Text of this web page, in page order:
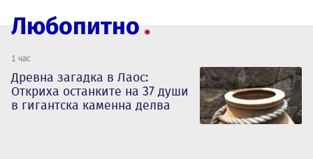
Любопитно
1 час
Древна загадка в Лаос:
Откриха останките на 37 души
в гигантска каменна делва